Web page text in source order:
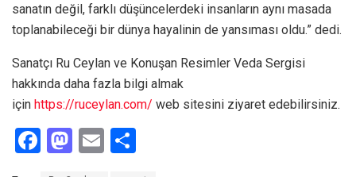
sanatın değil, farklı düşüncelerdeki insanların aynı masada
toplanabileceği bir dünya hayalinin de yansıması oldu.” dedi.
Sanatçı Ru Ceylan ve Konuşan Resimler Veda Sergisi
hakkında daha fazla bilgi almak
için https://ruceylan.com/ web sitesini ziyaret edebilirsiniz.
F
M E